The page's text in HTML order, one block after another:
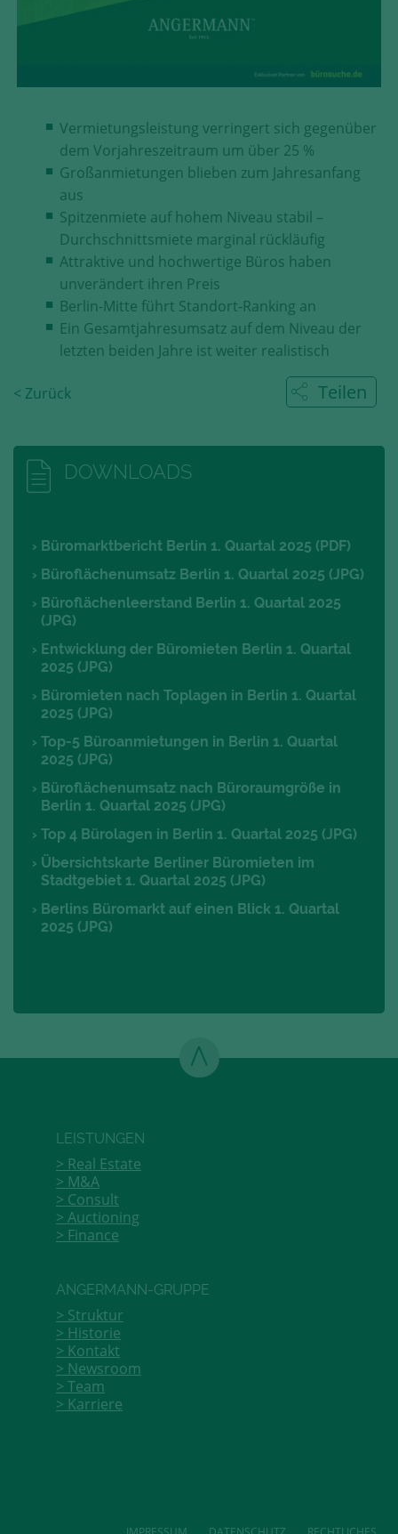
Vermietungsleistung verringert sich gegenüber
dem Vorjahreszeitraum um über 25 %
Großanmietungen blieben zum Jahresanfang
aus
Spitzenmiete auf hohem Niveau stabil –
Durchschnittsmiete marginal rückläufig
Attraktive und hochwertige Büros haben
unverändert ihren Preis
Berlin-Mitte führt Standort-Ranking an
Ein Gesamtjahresumsatz auf dem Niveau der
letzten beiden Jahre ist weiter realistisch
Teilen
< Zurück
DOWNLOADS
Büromarktbericht Berlin 1. Quartal 2025 (PDF)
Büroflächenumsatz Berlin 1. Quartal 2025 (JPG)
Büroflächenleerstand Berlin 1. Quartal 2025
(JPG)
Entwicklung der Büromieten Berlin 1. Quartal
2025 (JPG)
Büromieten nach Toplagen in Berlin 1. Quartal
2025 (JPG)
Top-5 Büroanmietungen in Berlin 1. Quartal
2025 (JPG)
Büroflächenumsatz nach Büroraumgröße in
Berlin 1. Quartal 2025 (JPG)
Top 4 Bürolagen in Berlin 1. Quartal 2025 (JPG)
Übersichtskarte Berliner Büromieten im
Stadtgebiet 1. Quartal 2025 (JPG)
Berlins Büromarkt auf einen Blick 1. Quartal
2025 (JPG)
LEISTUNGEN
Real Estate
M&A
Consult
Auctioning
Finance
ANGERMANN-GRUPPE
Struktur
Historie
Kontakt
Newsroom
Team
Karriere
Internetauftritt oder das Gerät, mit
Aufgrund dieser Statistiken können
wir unseren Webauftritt immer
optimieren.
Speichern und schließen
Alle akzeptieren
Mehr über die genutzten Cookies erfahren